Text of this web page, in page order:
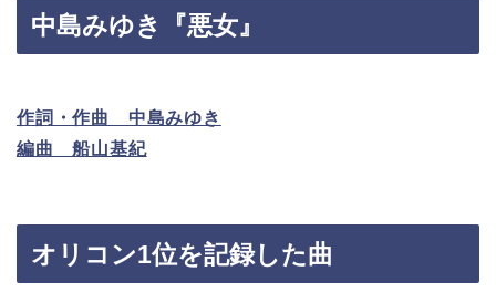
中島みゆき『悪女』
作詞・作曲 中島みゆき
編曲 船山基紀
オリコン1位を記録した曲